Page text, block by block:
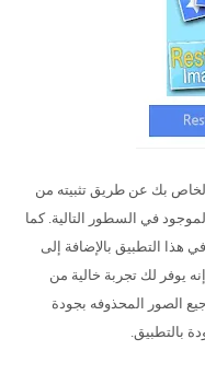
الخاص بك عن طريق تثبيته من
في السطور التالية. كما
هذا التطبيق بالإضافة إلى
يوفر لك تجربة خالية من
الصور المحذوفه بجودة
بالتطبيق.